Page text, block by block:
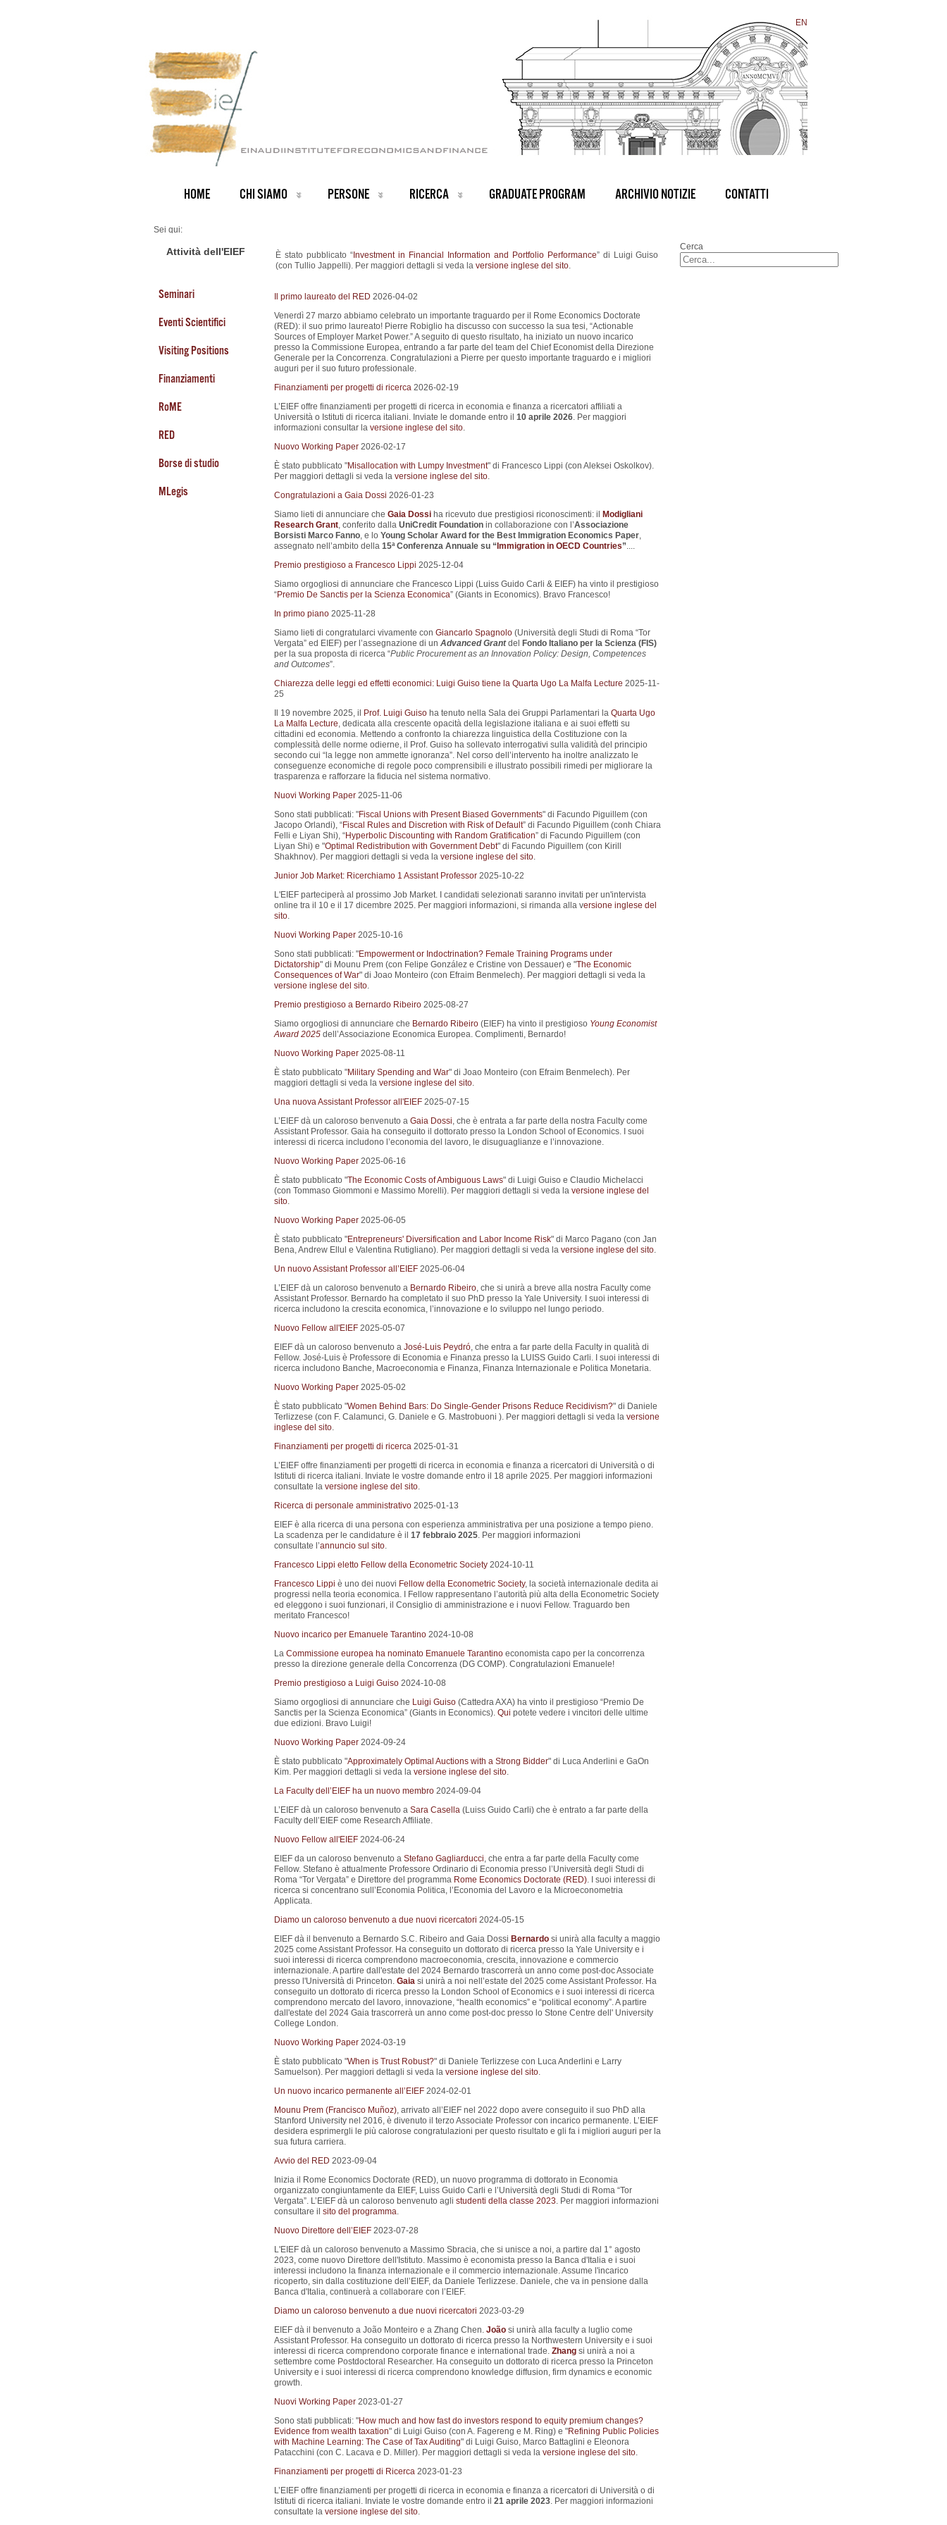
EN
HOME CHI SIAMO PERSONE RICERCA GRADUATE PROGRAM ARCHIVIO NOTIZIE CONTATTI
Sei qui:
ARCHIVIO NOTIZIE
Attività dell'EIEF
Seminari
Eventi Scientifici
Visiting Positions
Finanziamenti
RoME
RED
Borse di studio
MLegis
È stato pubblicato “Investment in Financial Information and Portfolio Performance” di Luigi Guiso
(con Tullio Jappelli). Per maggiori dettagli si veda la versione inglese del sito.
Il primo laureato del RED 2026-04-02
Venerdì 27 marzo abbiamo celebrato un importante traguardo per il Rome Economics Doctorate
(RED): il suo primo laureato! Pierre Robiglio ha discusso con successo la sua tesi, “Actionable
Sources of Employer Market Power.” A seguito di questo risultato, ha iniziato un nuovo incarico
presso la Commissione Europea, entrando a far parte del team del Chief Economist della Direzione
Generale per la Concorrenza. Congratulazioni a Pierre per questo importante traguardo e i migliori
auguri per il suo futuro professionale.
Finanziamenti per progetti di ricerca 2026-02-19
L’EIEF offre finanziamenti per progetti di ricerca in economia e finanza a ricercatori affiliati a
Università o Istituti di ricerca italiani. Inviate le domande entro il 10 aprile 2026. Per maggiori
informazioni consultar la versione inglese del sito.
Nuovo Working Paper 2026-02-17
È stato pubblicato "Misallocation with Lumpy Investment" di Francesco Lippi (con Aleksei Oskolkov).
Per maggiori dettagli si veda la versione inglese del sito.
Congratulazioni a Gaia Dossi 2026-01-23
Siamo lieti di annunciare che Gaia Dossiha ricevuto due prestigiosi riconoscimenti: il
Modigliani
Research Grant, conferito dalla UniCredit Foundationin collaborazione con l’Associazione
Borsisti Marco Fanno, e lo Young Scholar Award for the Best Immigration Economics Paper,
assegnato nell’ambito della 15ª Conferenza Annuale su“ Immigration in OECD Countries”....
Premio prestigioso a Francesco Lippi 2025-12-04
Siamo orgogliosi di annunciare che Francesco Lippi (Luiss Guido Carli & EIEF) ha vinto il prestigioso
“Premio De Sanctis per la Scienza Economica” (Giants in Economics). Bravo Francesco!
In primo piano 2025-11-28
Siamo lieti di congratularci vivamente con Giancarlo Spagnolo(Università degli Studi di Roma “Tor
Vergata” ed EIEF) per l’assegnazione di un Advanced Grantdel
Fondo Italiano per la Scienza (FIS)
per la sua proposta di ricerca “Public Procurement as an Innovation Policy: Design, Competences
and Outcomes”.
Chiarezza delle leggi ed effetti economici: Luigi Guiso tiene la Quarta Ugo La Malfa Lecture 2025-11-
25
Il 19 novembre 2025, il
Prof. Luigi Guisoha tenuto nella Sala dei Gruppi Parlamentari la Quarta Ugo
La Malfa Lecture, dedicata alla crescente opacità della legislazione italiana e ai suoi effetti su
cittadini ed economia. Mettendo a confronto la chiarezza linguistica della Costituzione con la
complessità delle norme odierne, il Prof. Guiso ha sollevato interrogativi sulla validità del principio
secondo cui “la legge non ammette ignoranza”. Nel corso dell’intervento ha inoltre analizzato le
conseguenze economiche di regole poco comprensibili e illustrato possibili rimedi per migliorare la
trasparenza e rafforzare la fiducia nel sistema normativo.
Nuovi Working Paper 2025-11-06
Sono stati pubblicati: "Fiscal Unions with Present Biased Governments" di Facundo Piguillem (con
Jacopo Orlandi), “Fiscal Rules and Discretion with Risk of Default” di Facundo Piguillem (conh Chiara
Felli e Liyan Shi), “Hyperbolic Discounting with Random Gratification” di Facundo Piguillem (con
Liyan Shi) e "Optimal Redistribution with Government Debt" di Facundo Piguillem (con Kirill
Shakhnov). Per maggiori dettagli si veda la versione inglese del sito.
Junior Job Market: Ricerchiamo 1 Assistant Professor 2025-10-22
L'EIEF parteciperà al prossimo Job Market. I candidati selezionati saranno invitati per un'intervista
online tra il 10 e il 17 dicembre 2025. Per maggiori informazioni, si rimanda alla versione inglese del
sito.
Nuovi Working Paper 2025-10-16
Sono stati pubblicati: "Empowerment or Indoctrination? Female Training Programs under
Dictatorship" di Mounu Prem (con Felipe González e Cristine von Dessauer) e "The Economic
Consequences of War" di Joao Monteiro (con Efraim Benmelech). Per maggiori dettagli si veda la
versione inglese del sito.
Premio prestigioso a Bernardo Ribeiro 2025-08-27
Siamo orgogliosi di annunciare che Bernardo Ribeiro(EIEF) ha vinto il prestigioso Young Economist
Award 2025dell’Associazione Economica Europea. Complimenti, Bernardo!
Nuovo Working Paper 2025-08-11
È stato pubblicato "Military Spending and War" di Joao Monteiro (con Efraim Benmelech). Per
maggiori dettagli si veda la versione inglese del sito.
Una nuova Assistant Professor all'EIEF 2025-07-15
L’EIEF dà un caloroso benvenuto a Gaia Dossi, che è entrata a far parte della nostra Faculty come
Assistant Professor. Gaia ha conseguito il dottorato presso la London School of Economics. I suoi
interessi di ricerca includono l’economia del lavoro, le disuguaglianze e l’innovazione.
Nuovo Working Paper 2025-06-16
È stato pubblicato "The Economic Costs of Ambiguous Laws" di Luigi Guiso e Claudio Michelacci
(con Tommaso Giommoni e Massimo Morelli). Per maggiori dettagli si veda la versione inglese del
sito.
Nuovo Working Paper 2025-06-05
È stato pubblicato "Entrepreneurs' Diversification and Labor Income Risk" di Marco Pagano (con Jan
Bena, Andrew Ellul e Valentina Rutigliano). Per maggiori dettagli si veda la versione inglese del sito.
Un nuovo Assistant Professor all’EIEF 2025-06-04
L’EIEF dà un caloroso benvenuto a Bernardo Ribeiro, che si unirà a breve alla nostra Faculty come
Assistant Professor. Bernardo ha completato il suo PhD presso la Yale University. I suoi interessi di
ricerca includono la crescita economica, l’innovazione e lo sviluppo nel lungo periodo.
Nuovo Fellow all'EIEF 2025-05-07
EIEF dà un caloroso benvenuto a José-Luis Peydró, che entra a far parte della Faculty in qualità di
Fellow. José-Luis è Professore di Economia e Finanza presso la LUISS Guido Carli. I suoi interessi di
ricerca includono Banche, Macroeconomia e Finanza, Finanza Internazionale e Politica Monetaria.
Nuovo Working Paper 2025-05-02
È stato pubblicato "Women Behind Bars: Do Single-Gender Prisons Reduce Recidivism?" di Daniele
Terlizzese (con F. Calamunci, G. Daniele e G. Mastrobuoni ). Per maggiori dettagli si veda la versione
inglese del sito.
Finanziamenti per progetti di ricerca 2025-01-31
L’EIEF offre finanziamenti per progetti di ricerca in economia e finanza a ricercatori di Università o di
Istituti di ricerca italiani. Inviate le vostre domande entro il 18 aprile 2025. Per maggiori informazioni
consultate la versione inglese del sito.
Ricerca di personale amministrativo 2025-01-13
EIEF è alla ricerca di una persona con esperienza amministrativa per una posizione a tempo pieno.
La scadenza per le candidature è il 17 febbraio 2025. Per maggiori informazioni
consultate l’annuncio sul sito.
Francesco Lippi eletto Fellow della Econometric Society 2024-10-11
Francesco Lippi è uno dei nuovi Fellow della Econometric Society, la società internazionale dedita ai
progressi nella teoria economica. I Fellow rappresentano l’autorità più alta della Econometric Society
ed eleggono i suoi funzionari, il Consiglio di amministrazione e i nuovi Fellow. Traguardo ben
meritato Francesco!
Nuovo incarico per Emanuele Tarantino 2024-10-08
La Commissione europea ha nominato Emanuele Tarantinoeconomista capo per la concorrenza
presso la direzione generale della Concorrenza (DG COMP). Congratulazioni Emanuele!
Premio prestigioso a Luigi Guiso 2024-10-08
Siamo orgogliosi di annunciare che Luigi Guiso(Cattedra AXA) ha vinto il prestigioso “Premio De
Sanctis per la Scienza Economica” (Giants in Economics). Qui potete vedere i vincitori delle ultime
due edizioni. Bravo Luigi!
Nuovo Working Paper 2024-09-24
È stato pubblicato "Approximately Optimal Auctions with a Strong Bidder" di Luca Anderlini e GaOn
Kim. Per maggiori dettagli si veda la versione inglese del sito.
La Faculty dell’EIEF ha un nuovo membro 2024-09-04
L’EIEF dà un caloroso benvenuto a Sara Casella(Luiss Guido Carli) che è entrato a far parte della
Faculty dell’EIEF come Research Affiliate.
Nuovo Fellow all'EIEF 2024-06-24
EIEF da un caloroso benvenuto a Stefano Gagliarducci, che entra a far parte della Faculty come
Fellow. Stefano è attualmente Professore Ordinario di Economia presso l’Università degli Studi di
Roma “Tor Vergata” e Direttore del programma Rome Economics Doctorate (RED). I suoi interessi di
ricerca si concentrano sull’Economia Politica, l’Economia del Lavoro e la Microeconometria
Applicata.
Diamo un caloroso benvenuto a due nuovi ricercatori 2024-05-15
EIEF dà il benvenuto a Bernardo S.C. Ribeiro and Gaia Dossi Bernardosi unirà alla faculty a maggio
2025 come Assistant Professor. Ha conseguito un dottorato di ricerca presso la Yale University e i
suoi interessi di ricerca comprendono macroeconomia, crescita, innovazione e commercio
internazionale. A partire dall'estate del 2024 Bernardo trascorrerà un anno come post-doc Associate
presso l'Università di Princeton. Gaiasi unirà a noi nell’estate del 2025 come Assistant Professor. Ha
conseguito un dottorato di ricerca presso la London School of Economics e i suoi interessi di ricerca
comprendono mercato del lavoro, innovazione, “health economics” e “political economy”. A partire
dall'estate del 2024 Gaia trascorrerà un anno come post-doc presso lo Stone Centre dell' University
College London.
Nuovo Working Paper 2024-03-19
È stato pubblicato "When is Trust Robust?" di Daniele Terlizzese con Luca Anderlini e Larry
Samuelson). Per maggiori dettagli si veda la versione inglese del sito.
Un nuovo incarico permanente all’EIEF 2024-02-01
Mounu Prem (Francisco Muñoz), arrivato all’EIEF nel 2022 dopo avere conseguito il suo PhD alla
Stanford University nel 2016, è divenuto il terzo Associate Professor con incarico permanente. L’EIEF
desidera esprimergli le più calorose congratulazioni per questo risultato e gli fa i migliori auguri per la
sua futura carriera.
Avvio del RED 2023-09-04
Inizia il Rome Economics Doctorate (RED), un nuovo programma di dottorato in Economia
organizzato congiuntamente da EIEF, Luiss Guido Carli e l’Università degli Studi di Roma “Tor
Vergata”. L’EIEF dà un caloroso benvenuto agli studenti della classe 2023. Per maggiori informazioni
consultare il sito del programma.
Nuovo Direttore dell’EIEF 2023-07-28
L'EIEF dà un caloroso benvenuto a Massimo Sbracia, che si unisce a noi, a partire dal 1° agosto
2023, come nuovo Direttore dell'Istituto. Massimo è economista presso la Banca d'Italia e i suoi
interessi includono la finanza internazionale e il commercio internazionale. Assume l'incarico
ricoperto, sin dalla costituzione dell’EIEF, da Daniele Terlizzese. Daniele, che va in pensione dalla
Banca d'Italia, continuerà a collaborare con l’EIEF.
Diamo un caloroso benvenuto a due nuovi ricercatori 2023-03-29
EIEF dà il benvenuto a João Monteiro e a Zhang Chen. Joãosi unirà alla faculty a luglio come
Assistant Professor. Ha conseguito un dottorato di ricerca presso la Northwestern University e i suoi
interessi di ricerca comprendono corporate finance e international trade. Zhangsi unirà a noi a
settembre come Postdoctoral Researcher. Ha conseguito un dottorato di ricerca presso la Princeton
University e i suoi interessi di ricerca comprendono knowledge diffusion, firm dynamics e economic
growth.
Nuovi Working Paper 2023-01-27
Sono stati pubblicati: "How much and how fast do investors respond to equity premium changes?
Evidence from wealth taxation" di Luigi Guiso (con A. Fagereng e M. Ring) e "Refining Public Policies
with Machine Learning: The Case of Tax Auditing" di Luigi Guiso, Marco Battaglini e Eleonora
Patacchini (con C. Lacava e D. Miller). Per maggiori dettagli si veda la versione inglese del sito.
Finanziamenti per progetti di Ricerca 2023-01-23
L’EIEF offre finanziamenti per progetti di ricerca in economia e finanza a ricercatori di Università o di
Istituti di ricerca italiani. Inviate le vostre domande entro il 21 aprile 2023. Per maggiori informazioni
consultate la versione inglese del sito.
Cerca